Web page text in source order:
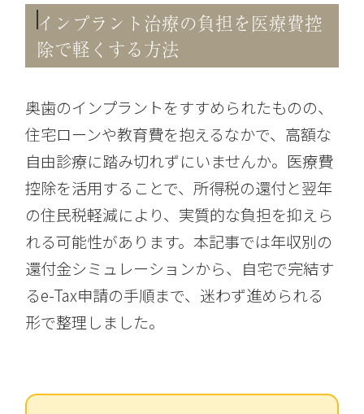
インプラント治療の負担を医療費控
除で軽くする方法
奥歯のインプラントをすすめられたものの、
住宅ローンや教育費を抱えるなかで、高額な
自由診療に踏み切れずにいませんか。医療費
控除を活用することで、所得税の還付と翌年
の住民税軽減により、実質的な負担を抑えら
れる可能性があります。本記事では年収別の
還付金シミュレーションから、自宅で完結す
るe-Tax申請の手順まで、迷わず進められる
形で整理しました。